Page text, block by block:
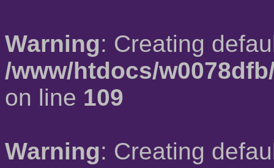
Warning: Creating
/www/htdocs/
on line 109
Warning: Creating